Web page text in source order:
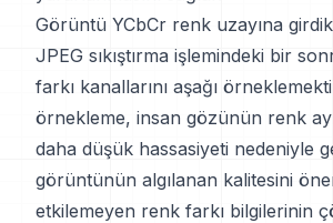
Görüntü YCbCr renk uzayına
JPEG sıkıştırma işlemindeki bir
farkı kanallarını aşağı
örnekleme, insan gözünün renk
daha düşük hassasiyeti nedeniyle
görüntünün algılanan kalitesini
etkilemeyen renk farkı bilgilerinin